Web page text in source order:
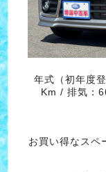
年式（初年度
Km / 排気：
お買い得なスペ